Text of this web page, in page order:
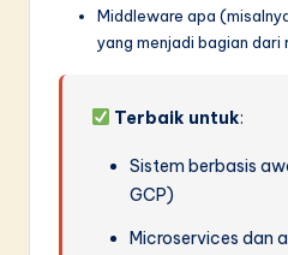
Middleware apa
yang menjadi bagian dari
Terbaik untuk:
Sistem berbasis
GCP)
Microservices dan